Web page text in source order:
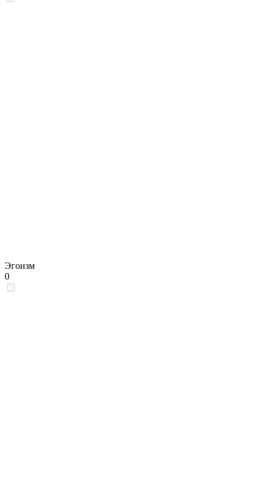
Эгоизм
0